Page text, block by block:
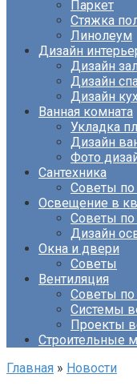
Паркет
Стяжка
Линолеум
Дизайн
Дизайн
Дизайн
Дизайн
Ванная комната
Укладка
Дизайн
Фото
Сантехника
Советы по
Освещение в
Советы по
Дизайн
Окна и двери
Советы
Вентиляция
Советы по
Системы
Проекты
Строительные
Главная » Новости